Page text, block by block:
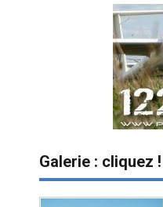
Galerie : cliquez !